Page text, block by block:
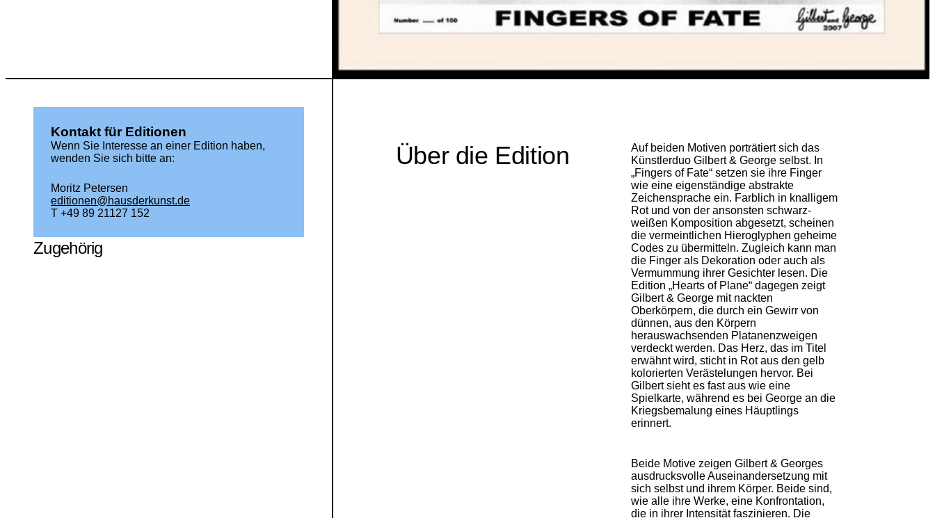
Über die Edition
Auf beiden Motiven porträtiert sich das
Künstlerduo Gilbert & George selbst. In
„Fingers of Fate“ setzen sie ihre Finger
wie eine eigenständige abstrakte
Zeichensprache ein. Farblich in knalligem
Rot und von der ansonsten schwarz-
weißen Komposition abgesetzt, scheinen
die vermeintlichen Hieroglyphen geheime
Codes zu übermitteln. Zugleich kann man
die Finger als Dekoration oder auch als
Vermummung ihrer Gesichter lesen. Die
Edition „Hearts of Plane“ dagegen zeigt
Gilbert & George mit nackten
Oberkörpern, die durch ein Gewirr von
dünnen, aus den Körpern
herauswachsenden Platanenzweigen
verdeckt werden. Das Herz, das im Titel
erwähnt wird, sticht in Rot aus den gelb
kolorierten Verästelungen hervor. Bei
Gilbert sieht es fast aus wie eine
Spielkarte, während es bei George an die
Kriegsbemalung eines Häuptlings
erinnert.
Beide Motive zeigen Gilbert & Georges
ausdrucksvolle Auseinandersetzung mit
sich selbst und ihrem Körper. Beide sind,
wie alle ihre Werke, eine Konfrontation,
die in ihrer Intensität faszinieren. Die
Kontakt für Editionen
Wenn Sie Interesse an einer Edition haben,
wenden Sie sich bitte an:
Moritz Petersen
editionen@hausderkunst.de
T +49 89 21127 152
Zugehörig